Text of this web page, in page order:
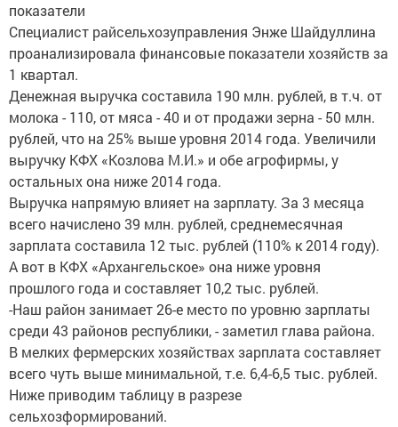
показатели
Специалист райсельхозуправления Энже Шайдуллина
проанализировала финансовые показатели хозяйств за
1 квартал.
Денежная выручка составила 190 млн. рублей, в т.ч. от
молока - 110, от мяса - 40 и от продажи зерна - 50 млн.
рублей, что на 25% выше уровня 2014 года. Увеличили
выручку КФХ «Козлова М.И.» и обе агрофирмы, у
остальных она ниже 2014 года.
Выручка напрямую влияет на зарплату. За 3 месяца
всего начислено 39 млн. рублей, среднемесячная
зарплата составила 12 тыс. рублей (110% к 2014 году).
А вот в КФХ «Архангельское» она ниже уровня
прошлого года и составляет 10,2 тыс. рублей.
-Наш район занимает 26-е место по уровню зарплаты
среди 43 районов республики, - заметил глава района.
В мелких фермерских хозяйствах зарплата составляет
всего чуть выше минимальной, т.е. 6,4-6,5 тыс. рублей.
Ниже приводим таблицу в разрезе
сельхозформирований.